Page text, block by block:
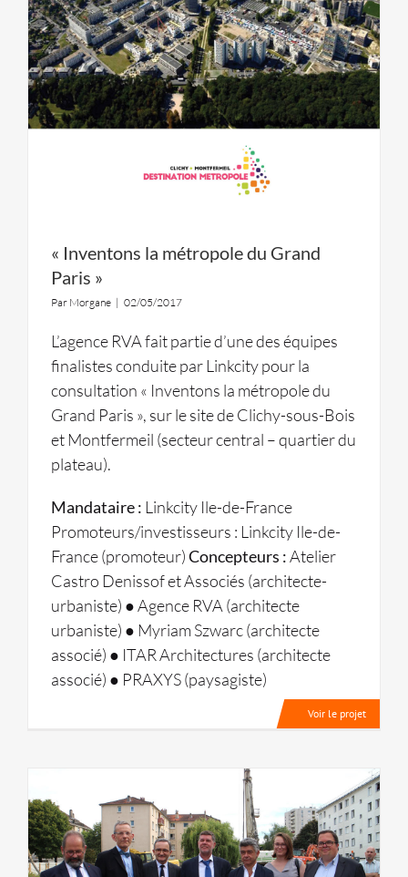
« Inventons la métropole du Grand
Paris »
Par Morgane | 02/05/2017
L’agence RVA fait partie d’une des équipes
finalistes conduite par Linkcity pour la
consultation « Inventons la métropole du
Grand Paris », sur le site de Clichy-sous-Bois
et Montfermeil (secteur central – quartier du
plateau).
Mandataire : Linkcity Ile-de-France
Promoteurs/investisseurs : Linkcity Ile-de-
France (promoteur)Concepteurs :Atelier
Castro Denissof et Associés (architecte-
urbaniste) ● Agence RVA (architecte
urbaniste) ● Myriam Szwarc (architecte
associé) ● ITAR Architectures (architecte
associé) ● PRAXYS (paysagiste)
Voir le projet